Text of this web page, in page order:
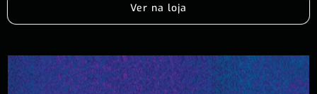
Ver na loja